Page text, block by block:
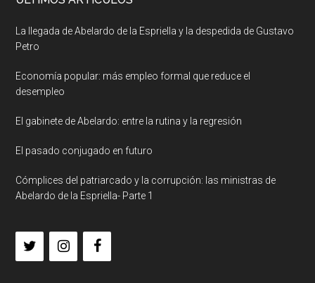
La llegada de Abelardo de la Espriella y la despedida de Gustavo
Petro
Economía popular: más empleo formal que reduce el
desempleo
El gabinete de Abelardo: entre la rutina y la regresión
El pasado conjugado en futuro
Cómplices del patriarcado y la corrupción: las ministras de
Abelardo de la Espriella- Parte 1